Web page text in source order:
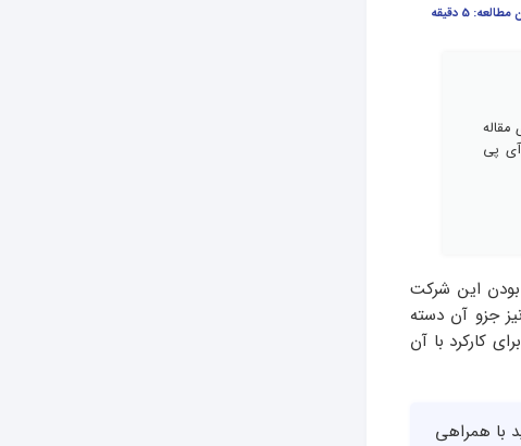
مطالعه: 5 دقیقه
آی پی
بودن این شرکت
جزو آن دسته
کارکرد با آن
با همراهی